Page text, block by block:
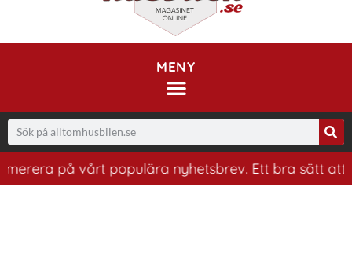
MENY
på vårt populära nyhetsbrev. Ett bra sätt att ha